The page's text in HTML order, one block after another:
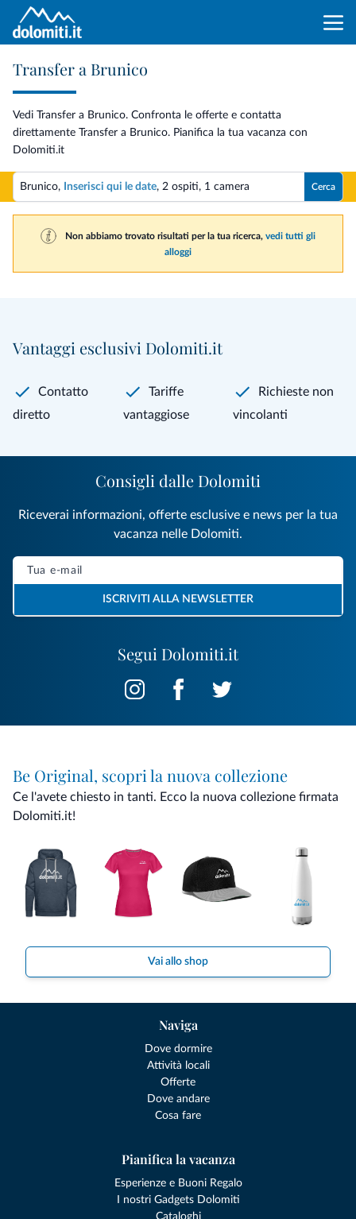
Transfer a Brunico
Vedi Transfer a Brunico. Confronta le offerte e contatta
direttamente Transfer a Brunico. Pianifica la tua vacanza con
Dolomiti.it
Brunico, Inserisci qui le date, 2 ospiti, 1 camera Cerca
Non abbiamo trovato risultati per la tua ricerca, vedi tutti gli
alloggi
Vantaggi esclusivi Dolomiti.it
Contatto
diretto
Tariffe
vantaggiose
Richieste non
vincolanti
Segui Dolomiti.it
Consigli dalle Dolomiti
Riceverai informazioni, offerte esclusive e news per la tua
vacanza nelle Dolomiti.
ISCRIVITI ALLA NEWSLETTER
Be Original, scopri la nuova collezione
Ce l'avete chiesto in tanti. Ecco la nuova collezione firmata
Dolomiti.it!
Vai allo shop
Naviga
Dove dormire
Attività locali
Offerte
Dove andare
Cosa fare
Pianifica la vacanza
Esperienze e Buoni Regalo
I nostri Gadgets Dolomiti
Cataloghi